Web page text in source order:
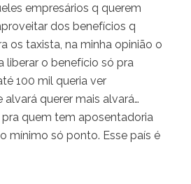
empresários q querem
dos benefícios q
os taxista, na minha opinião o
liberar o benefício só pra
100 mil queria ver
querer mais alvará…
quem tem aposentadoria
mínimo só ponto. Esse país é